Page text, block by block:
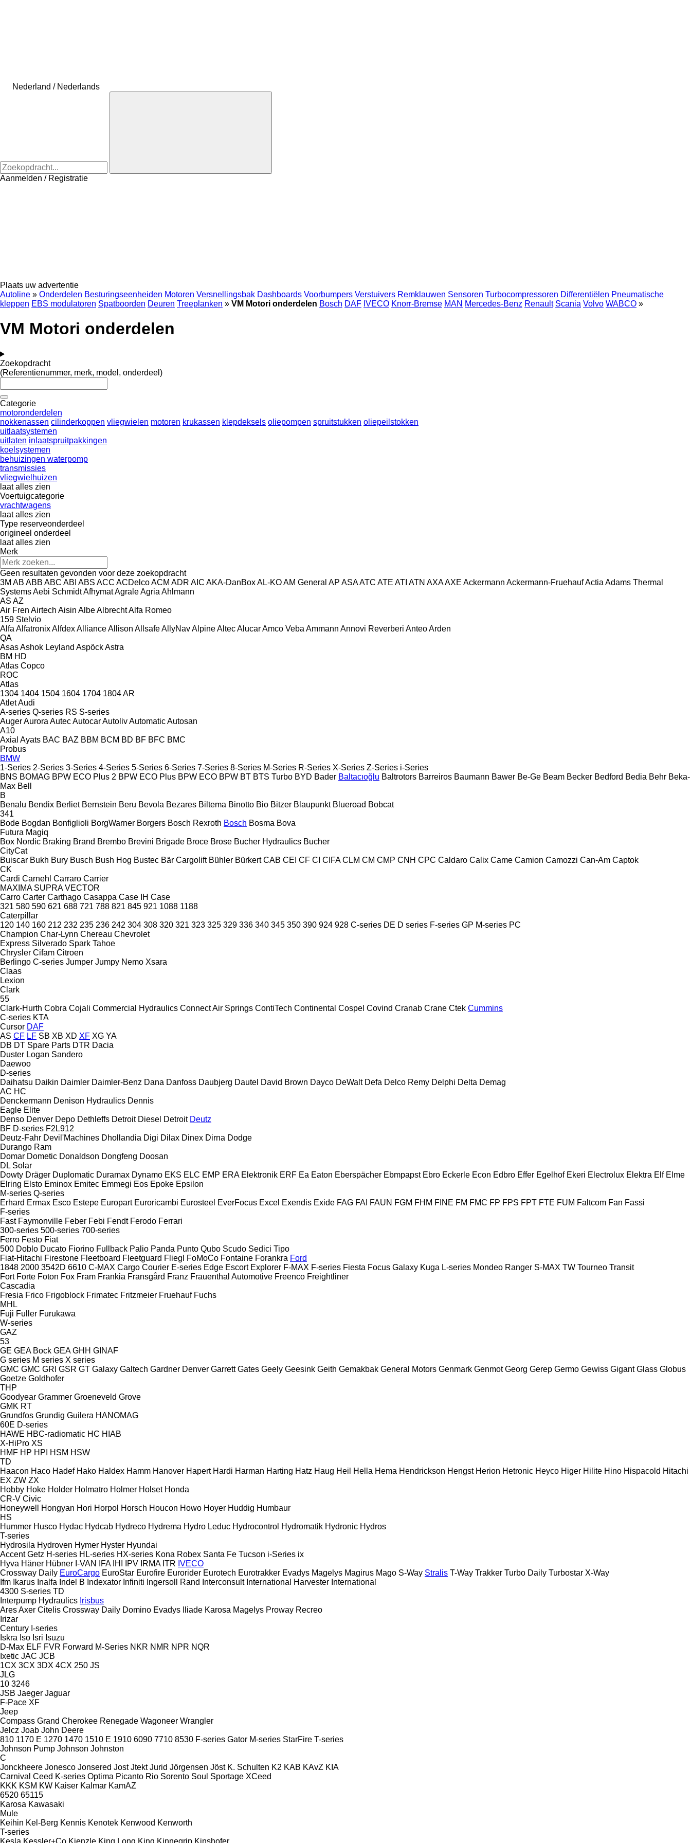
Nederland / Nederlands
Aanmelden / Registratie
Plaats uw advertentie
Autoline » Onderdelen Besturingseenheiden Motoren Versnellingsbak Dashboards Voorbumpers Verstuivers Remklauwen Sensoren Turbocompressoren Differentiëlen Pneumatische
kleppen EBS modulatoren Spatboorden Deuren Treeplanken » VM Motori onderdelen Bosch DAF IVECO Knorr-Bremse MAN Mercedes-Benz Renault Scania Volvo WABCO »
VM Motori onderdelen
Zoekopdracht
(Referentienummer, merk, model, onderdeel)
Categorie
motoronderdelen
nokkenassen cilinderkoppen vliegwielen motoren krukassen klepdeksels oliepompen spruitstukken oliepeilstokken
uitlaatsystemen
uitlaten inlaatspruitpakkingen
koelsystemen
behuizingen waterpomp
transmissies
vliegwielhuizen
laat alles zien
Voertuigcategorie
vrachtwagens
laat alles zien
Type reserveonderdeel
origineel onderdeel
laat alles zien
Merk
Geen resultaten gevonden voor deze zoekopdracht
3M AB ABB ABC ABI ABS ACC ACDelcoACM ADR AIC AKA-DanBoxAL-KOAM General AP ASAATC ATE ATI ATN AXAAXE Ackermann Ackermann-FruehaufActia Adams Thermal
SystemsAebi SchmidtAfhymatAgraleAgria Ahlmann
AS AZ
Air Fren Airtech Aisin AlbeAlbrechtAlfa Romeo
159 Stelvio
Alfa AlfatronixAlfdexAllianceAllison AllsafeAllyNavAlpineAltecAlucarAmco Veba Ammann Annovi Reverberi AnteoArden
QA
AsasAshok Leyland AspöckAstra
BM HD
Atlas Copco
ROC
Atlas
1304 1404 1504 1604 1704 1804AR
AtletAudi
A-series Q-series RS S-series
AugerAurora AutecAutocarAutolivAutomaticAutosan
A10
Axial Ayats BAC BAZ BBM BCM BD BF BFC BMC
Probus
BMW
1-Series 2-Series 3-Series 4-Series 5-Series 6-Series 7-Series 8-Series M-Series R-Series X-Series Z-Series i-Series
BNS BOMAG BPW ECO Plus 2 BPW ECO Plus BPW ECO BPW BT BTS Turbo BYD Bader Baltacıoğlu Baltrotors Barreiros Baumann Bawer Be-Ge Beam Becker Bedford Bedia Behr Beka-
Max Bell
B
Benalu Bendix Berliet Bernstein Beru Bevola Bezares Biltema Binotto Bio Bitzer Blaupunkt Blueroad Bobcat
341
Bode Bogdan Bonfiglioli BorgWarner Borgers Bosch Rexroth Bosch Bosma Bova
Futura Magiq
Box Nordic Braking Brand Brembo Brevini Brigade Broce Brose Bucher Hydraulics Bucher
CityCat
Buiscar Bukh Bury Busch Bush Hog Bustec Bär Cargolift Bühler Bürkert CAB CEI CF CI CIFA CLM CM CMP CNH CPC Caldaro Calix Came Camion Camozzi Can-Am Captok
CK
Cardi Carnehl Carraro Carrier
MAXIMA SUPRA VECTOR
Carro Carter Carthago Casappa Case IH Case
321 580 590 621 688 721 788 821 845 921 1088 1188
Caterpillar
120 140 160 212 232 235 236 242 304 308 320 321 323 325 329 336 340 345 350 390 924 928 C-series DE D series F-series GP M-series PC
Champion Char-Lynn Chereau Chevrolet
Express Silverado Spark Tahoe
Chrysler Cifam Citroen
Berlingo C-series Jumper Jumpy Nemo Xsara
Claas
Lexion
Clark
55
Clark-Hurth Cobra Cojali Commercial Hydraulics Connect Air Springs ContiTech Continental Cospel Covind Cranab Crane Ctek Cummins
C-series KTA
Cursor DAF
AS CF LF SB XB XD XF XG YA
DB DT Spare Parts DTR Dacia
Duster Logan Sandero
Daewoo
D-series
Daihatsu Daikin Daimler Daimler-Benz Dana Danfoss Daubjerg Dautel David Brown Dayco DeWalt Defa Delco Remy Delphi Delta Demag
AC HC
Denckermann Denison Hydraulics Dennis
Eagle Elite
Denso Denver Depo Dethleffs Detroit Diesel Detroit Deutz
BF D-series F2L912
Deutz-Fahr Devil'Machines Dhollandia Digi Dilax Dinex Dirna Dodge
Durango Ram
Domar Dometic Donaldson Dongfeng Doosan
DL Solar
Dowty Dräger Duplomatic Duramax Dynamo EKS ELC EMP ERA Elektronik ERF Ea Eaton Eberspächer Ebmpapst Ebro Eckerle Econ Edbro Effer Egelhof Ekeri Electrolux Elektra Elf Elme
Elring Elsto Eminox Emitec Emmegi Eos Epoke Epsilon
M-series Q-series
Erhard Ermax Esco Estepe Europart Euroricambi Eurosteel EverFocus Excel Exendis Exide FAG FAI FAUN FGM FHM FINE FM FMC FP FPS FPT FTE FUM Faltcom Fan Fassi
F-series
Fast Faymonville Feber Febi Fendt Ferodo Ferrari
300-series 500-series 700-series
Ferro Festo Fiat
500 Doblo Ducato Fiorino Fullback Palio Panda Punto Qubo Scudo Sedici Tipo
Fiat-Hitachi Firestone Fleetboard Fleetguard Fliegl FoMoCo Fontaine Forankra Ford
1848 2000 3542D 6610 C-MAX Cargo Courier E-series Edge Escort Explorer F-MAX F-series Fiesta Focus Galaxy Kuga L-series Mondeo Ranger S-MAX TW Tourneo Transit
Fort Forte Foton Fox Fram Frankia Fransgård Franz Frauenthal Automotive Freenco Freightliner
Cascadia
Fresia Frico Frigoblock Frimatec Fritzmeier Fruehauf Fuchs
MHL
Fuji Fuller Furukawa
W-series
GAZ
53
GE GEA Bock GEA GHH GINAF
G series M series X series
GMC GMC GRI GSR GT Galaxy Galtech Gardner Denver Garrett Gates Geely Geesink Geith Gemakbak General Motors Genmark Genmot Georg Gerep Germo Gewiss Gigant Glass Globus
Goetze Goldhofer
THP
Goodyear Grammer Groeneveld Grove
GMK RT
Grundfos Grundig Guilera HANOMAG
60E D-series
HAWE HBC-radiomatic HC HIAB
X-HiPro XS
HMF HP HPI HSM HSW
TD
Haacon Haco Hadef Hako Haldex Hamm Hanover Hapert Hardi Harman Harting Hatz Haug Heil Hella Hema Hendrickson Hengst Herion Hetronic Heyco Higer Hilite Hino Hispacold Hitachi
EX ZW ZX
Hobby Hoke Holder Holmatro Holmer Holset Honda
CR-V Civic
Honeywell
Hongyan Hori Horpol Horsch Houcon Howo Hoyer Huddig Humbaur
HS
Hummer Husco Hydac Hydcab Hydreco Hydrema Hydro Leduc Hydrocontrol Hydromatik Hydronic Hydros
T-series
Hydrosila Hydroven Hymer Hyster Hyundai
Accent Getz H-series HL-series HX-series Kona Robex Santa Fe Tucson i-Series ix
Hyva Häner Hübner I-VAN IFA IHI IPV IRMA ITR IVECO
Crossway Daily EuroCargo EuroStar Eurofire Eurorider Eurotech Eurotrakker Evadys Magelys Magirus Mago S-Way Stralis T-Way Trakker Turbo Daily Turbostar X-Way
Ifm Ikarus Inalfa Indel B Indexator Infiniti Ingersoll Rand Interconsult International Harvester International
4300 S-series TD
Interpump Hydraulics Irisbus
AresAxer Citelis Crossway Daily Domino Evadys Iliade Karosa Magelys Proway Recreo
Irizar
Century I-series
Iskra Iso Isri Isuzu
D-Max ELF FVR Forward M-Series NKR NMR NPR NQR
Ixetic JAC JCB
1CX 3CX 3DX 4CX 250 JS
JLG
10 3246
JSB Jaeger Jaguar
F-Pace XF
Jeep
Compass Grand Cherokee Renegade Wagoneer Wrangler
Jelcz Joab John Deere
810 1170 E 1270 1470 1510 E 1910 6090 7710 8530 F-series Gator M-series StarFire T-series
Johnson Pump Johnson Johnston
C
Jonckheere Jonesco Jonsered Jost Jtekt Jurid Jörgensen Jöst K. Schulten K2 KAB KAvZ KIA
Carnival Ceed K-series Optima Picanto Rio Sorento Soul Sportage XCeed
KKK KSM KW Kaiser Kalmar KamAZ
6520 65115
Karosa Kawasaki
Mule
Keihin Kel-Berg Kennis Kenotek Kenwood Kenworth
T-series
Kesla Kessler+Co Kienzle King Long King Kinnegrip Kinshofer